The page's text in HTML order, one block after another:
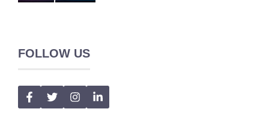
FOLLOW US